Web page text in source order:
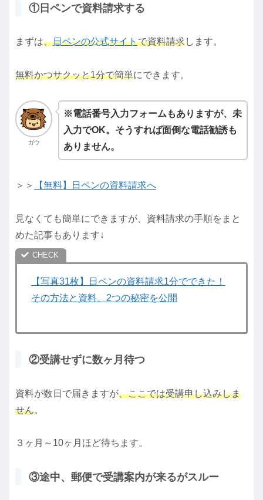
①日ペンで資料請求する
まずは、日ペンの公式サイトで資料請求します。
無料かつサクッと1分で簡単にできます。
ガウ
※電話番号入力フォームもありますが、未
入力でOK。そうすれば面倒な電話勧誘も
ありません。
＞＞ 【無料】日ペンの資料請求へ
見なくても簡単にできますが、資料請求の手順をまと
めた記事もあります↓
【写真31枚】日ペンの資料請求1分でできた！
その方法と資料、2つの秘密を公開
②受講せずに数ヶ月待つ
資料が数日で届きますが、ここでは受講申し込みしま
せん。
３ヶ月～10ヶ月ほど待ちます。
③途中、郵便で受講案内が来るがスルー